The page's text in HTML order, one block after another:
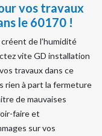
vos travaux
le 60170 !
de l’humidité
vite GD installation
travaux dans ce
rien à part la fermeture
de mauvaises
faire et
sur vos